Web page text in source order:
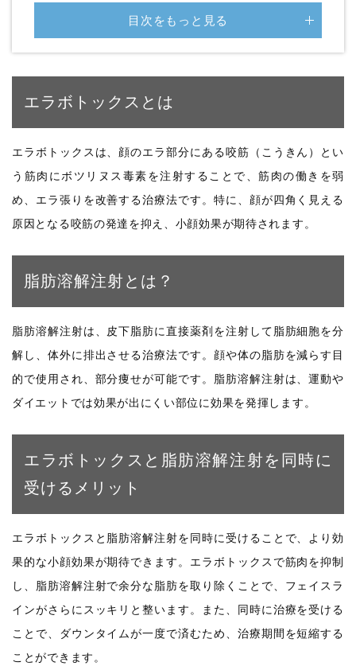
目次をもっと見る
エラボトックスとは
エラボトックスは、顔のエラ部分にある咬筋（こうきん）とい
う筋肉にボツリヌス毒素を注射することで、筋肉の働きを弱
め、エラ張りを改善する治療法です。特に、顔が四角く見える
原因となる咬筋の発達を抑え、小顔効果が期待されます。
脂肪溶解注射とは？
脂肪溶解注射は、皮下脂肪に直接薬剤を注射して脂肪細胞を分
解し、体外に排出させる治療法です。顔や体の脂肪を減らす目
的で使用され、部分痩せが可能です。脂肪溶解注射は、運動や
ダイエットでは効果が出にくい部位に効果を発揮します。
エラボトックスと脂肪溶解注射を同時に
受けるメリット
エラボトックスと脂肪溶解注射を同時に受けることで、より効
果的な小顔効果が期待できます。エラボトックスで筋肉を抑制
し、脂肪溶解注射で余分な脂肪を取り除くことで、フェイスラ
インがさらにスッキリと整います。また、同時に治療を受ける
ことで、ダウンタイムが一度で済むため、治療期間を短縮する
ことができます。